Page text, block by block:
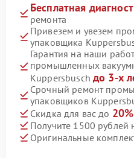
Бесплатная
ремонта
Привезем и увезем
упаковщика
Гарантия на наши
промышленных
Kuppersbusch до 3-х
Срочный ремонт
упаковщиков
Скидка для вас до 20%
Получите 1500 рублей
Оригинальные